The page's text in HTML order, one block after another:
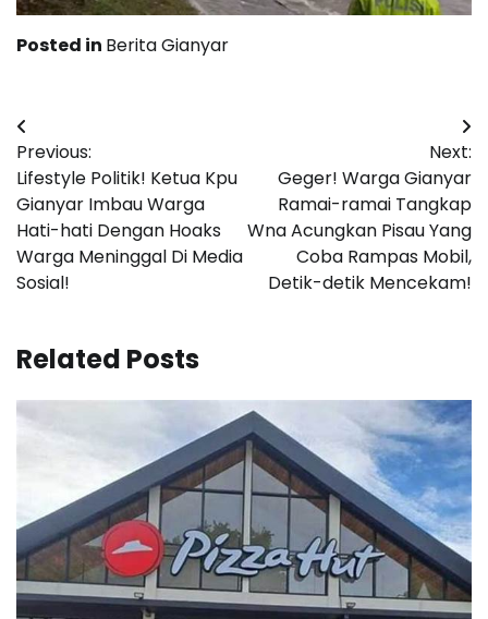
Posted in Berita Gianyar
Post
navigation
Previous:
Lifestyle Politik! Ketua Kpu
Gianyar Imbau Warga
Hati-hati Dengan Hoaks
Warga Meninggal Di Media
Sosial!
Next:
Geger! Warga Gianyar
Ramai-ramai Tangkap
Wna Acungkan Pisau Yang
Coba Rampas Mobil,
Detik-detik Mencekam!
Related Posts